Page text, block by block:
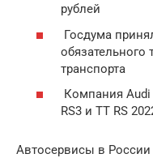
рублей
Госдума
обязательного
транспорта
Компания
RS3 и TT RS
Автосервисы в России